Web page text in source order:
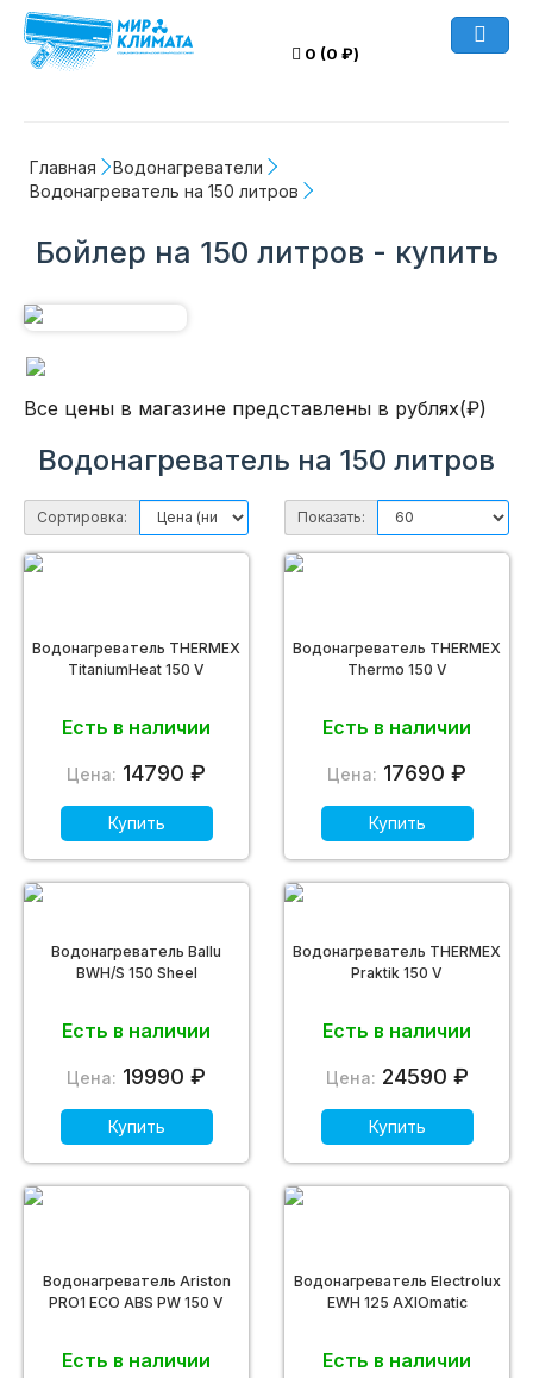
0 (0 ₽)
Главная
Водонагреватели
Водонагреватель на 150 литров
Бойлер на 150 литров - купить
Все цены в магазине представлены в рублях(₽)
Водонагреватель на 150 литров
Сортировка: Показать:
Водонагреватель THERMEX
TitaniumHeat 150 V
Есть в наличии
Цена: 14790 ₽
Купить
Водонагреватель THERMEX
Thermo 150 V
Есть в наличии
Цена: 17690 ₽
Купить
Водонагреватель Ballu
BWH/S 150 Sheel
Есть в наличии
Цена: 19990 ₽
Купить
Водонагреватель THERMEX
Praktik 150 V
Есть в наличии
Цена: 24590 ₽
Купить
Водонагреватель Ariston
PRO1 ECO ABS PW 150 V
Есть в наличии
Водонагреватель Electrolux
EWH 125 AXIOmatic
Есть в наличии